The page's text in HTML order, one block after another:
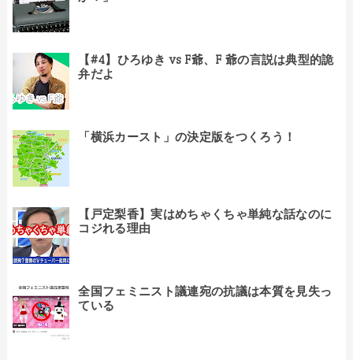
【#4】ひろゆき vs F爺、F 爺の言説は典型的詭
弁だよ
「横浜カースト」の決定版をつくろう！
【戸定梨香】実はめちゃくちゃ単純な話なのに
コジれる理由
全国フェミニスト議連宛の抗議は本質を見失っ
ている